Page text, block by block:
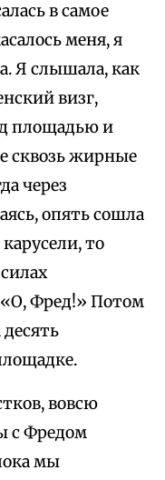
в самое
меня, я
Я слышала, как
визг,
площадью и
сквозь жирные
через
опять сошла
то
Фред!» Потом
вовсю
с Фредом
мы